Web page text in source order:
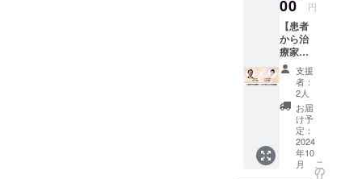
以上開
催） ・
緩消法
指導
会
― 各
地域の
クリ
ニック
や治療
院でイ
ンスト
ラク
得】 ・
学習会
・腰痛
個別サ
ポー
ト ・
症状別
サポー
ト （上
記3つ：
日本各
地で毎
月8回以
上開催
す。 手
技療
法、徒
手検査
法、徒
手療
法、包
帯、
テーピ
ングな
どの療
法を身
につ
け、柔
自身の
心をご
まかし
続けて
いた。
坂戸先
生との
出会い
で、”治
療家
が、患
者さん
のせい
にして
めてい
たが、
趣味の
登山の
最中の
ケガの
予防や
処置方
法を知
りたく
なり、
柔道整
復師の
00 円
【患者
から治
療家へ
坂戸先
生との
対談】
緩消法
認定技
術者と
して東
京錦糸
町で施
支援
者：
2人
お届
け予
定：
2024
年10
月
こ
の